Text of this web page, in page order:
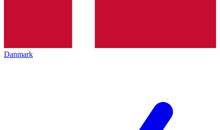
Danmark